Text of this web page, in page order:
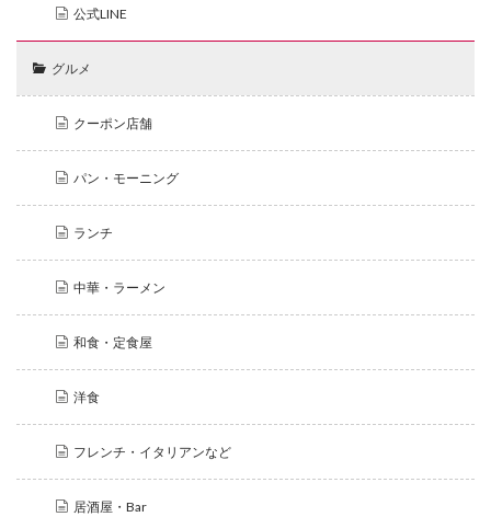
公式LINE
グルメ
クーポン店舗
パン・モーニング
ランチ
中華・ラーメン
和食・定食屋
洋食
フレンチ・イタリアンなど
居酒屋・Bar